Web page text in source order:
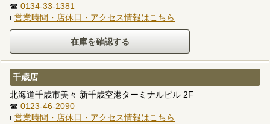
☎ 0134-33-1381
ℹ 営業時間・店休日・アクセス情報はこちら
千歳店
北海道千歳市美々 新千歳空港ターミナルビル 2F
☎ 0123-46-2090
ℹ 営業時間・店休日・アクセス情報はこちら